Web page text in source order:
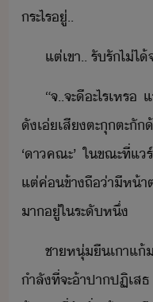
ระไร​ู่​..
แต่​เขา​..​ ​รั​รั​ไ่ไ้​
“​จ.​.​จะ​ี​ะไร​เหร​
ั​เ่​เสี​ตะุตะั
‘​า​คณะ​’​ ​ใขณะที่​แ
แต่​ค่ข้า​ถื่า​ีห้า​
า​ู่​ใ​ระั​หึ่
ชาหุ่​ื​เา​แ้
​ำลั​ที่จะ​้า​ปา​ปฏิเ